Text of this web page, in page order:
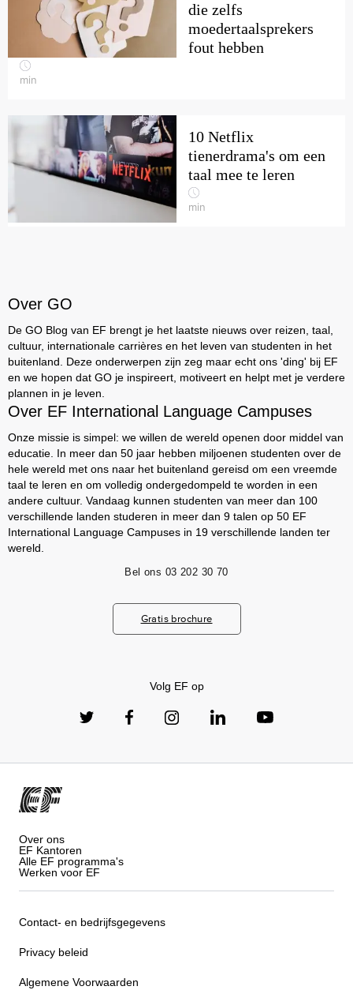
die zelfs
moedertaalsprekers
fout hebben
min
10 Netflix
tienerdrama's om een
taal mee te leren
min
Over GO
De GO Blog van EF brengt je het laatste nieuws over reizen, taal,
cultuur, internationale carrières en het leven van studenten in het
buitenland. Deze onderwerpen zijn zeg maar echt ons 'ding' bij EF
en we hopen dat GO je inspireert, motiveert en helpt met je verdere
plannen in je leven.
Over EF International Language Campuses
Onze missie is simpel: we willen de wereld openen door middel van
educatie. In meer dan 50 jaar hebben miljoenen studenten over de
hele wereld met ons naar het buitenland gereisd om een vreemde
taal te leren en om volledig ondergedompeld te worden in een
andere cultuur. Vandaag kunnen studenten van meer dan 100
verschillende landen studeren in meer dan 9 talen op 50 EF
International Language Campuses in 19 verschillende landen ter
wereld.
Bel ons 03 202 30 70
Gratis brochure
Volg EF op
Over ons
EF Kantoren
Alle EF programma's
Werken voor EF
Contact- en bedrijfsgegevens
Privacy beleid
Algemene Voorwaarden